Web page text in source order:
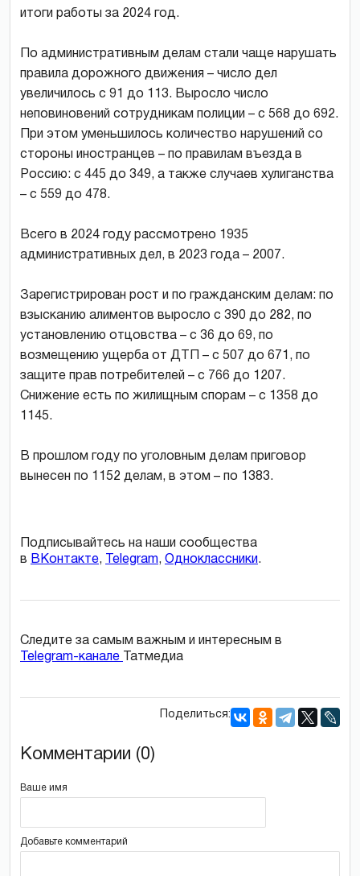
итоги работы за 2024 год.
По административным делам стали чаще нарушать
правила дорожного движения – число дел
увеличилось с 91 до 113. Выросло число
неповиновений сотрудникам полиции – с 568 до 692.
При этом уменьшилось количество нарушений со
стороны иностранцев – по правилам въезда в
Россию: с 445 до 349, а также случаев хулиганства
– с 559 до 478.
Всего в 2024 году рассмотрено 1935
административных дел, в 2023 года – 2007.
Зарегистрирован рост и по гражданским делам: по
взысканию алиментов выросло с 390 до 282, по
установлению отцовства – с 36 до 69, по
возмещению ущерба от ДТП – с 507 до 671, по
защите прав потребителей – с 766 до 1207.
Снижение есть по жилищным спорам – с 1358 до
1145.
В прошлом году по уголовным делам приговор
вынесен по 1152 делам, в этом – по 1383.
Подписывайтесь на наши сообщества
в ВКонтакте, Telegram, Одноклассники.
Следите за самым важным и интересным в
Telegram-канале
Татмедиа
Поделиться:
Комментарии (0)
Ваше имя
Добавьте комментарий